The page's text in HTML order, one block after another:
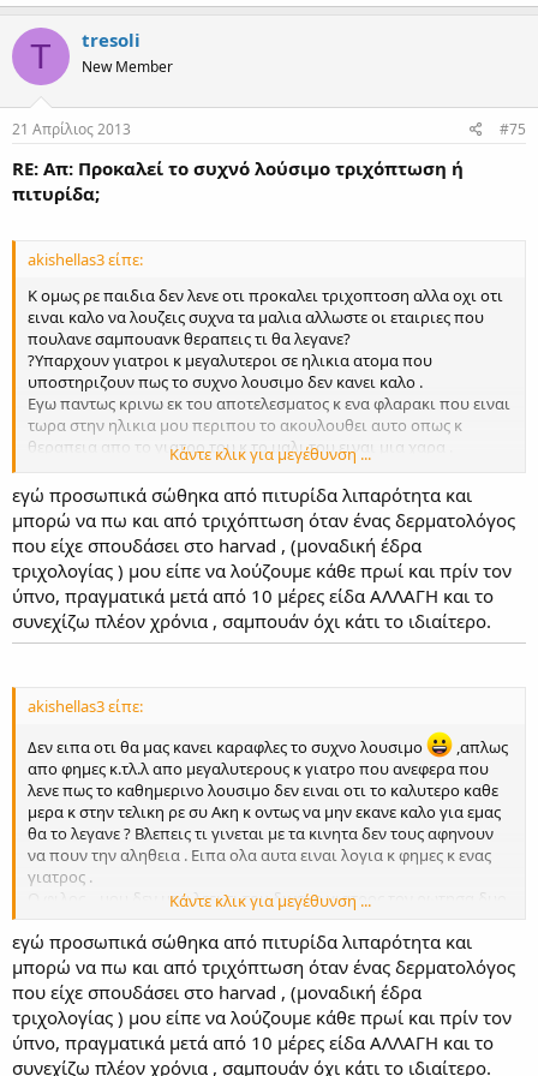
T tresoli
New Member
21 Απρίλιος 2013 #75
RE: Απ: Προκαλεί το συχνό λούσιμο τριχόπτωση ή
πιτυρίδα;
akishellas3 είπε:
Κ ομως ρε παιδια δεν λενε οτι προκαλει τριχοπτοση αλλα οχι οτι
ειναι καλο να λουζεις συχνα τα μαλια αλλωστε οι εταιριες που
πουλανε σαμπουανκ θεραπεις τι θα λεγανε?
?Υπαρχουν γιατροι κ μεγαλυτεροι σε ηλικια ατομα που
υποστηριζουν πως το συχνο λουσιμο δεν κανει καλο .
Εγω παντως κρινω εκ του αποτελεσματος κ ενα φλαρακι που ειναι
τωρα στην ηλικια μου περιπου το ακουλουθει αυτο οπως κ
θεραπεια απο το γιατρο του κ το μαλι του ειναι μια χαρα .
Εγω σκεφτομαι κ το αλλο ,ρωτηστε γιατρους για το προσωπο μας
λενε οτι το συχνο πλυσιμο του προσωπου δεν κανει καλο διοτι
φευγουν κατι ουσιες που ειναι αντιγηραντικες κ ειναι
αποδεδειγμενο .
Οποτε καλο ειναι να ακουμε καποιους που δεν εχουν συμφερον
στο να πουλησουν τα προιοντα τους .
Προσοχη δεν λεω τι ειναι σιγουρο .
Ακη εξηγησε μου φιλε το εξης ,πως γινεται οταν κοιμαμαι στο
μαξιλαρι να μην φευγει καια τριχα κ ταν λουζομαι στα χερια μου
καθημερινη διατριβη που κανουμε πανω στο κεφαλι μας?
Κάντε κλικ για μεγέθυνση ...
εγώ προσωπικά σώθηκα από πιτυρίδα λιπαρότητα και
μπορώ να πω και από τριχόπτωση όταν ένας δερματολόγος
που είχε σπουδάσει στο harvad , (μοναδική έδρα
τριχολογίας ) μου είπε να λούζουμε κάθε πρωί και πρίν τον
ύπνο, πραγματικά μετά από 10 μέρες είδα ΑΛΛΑΓΗ και το
συνεχίζω πλέον χρόνια , σαμπουάν όχι κάτι το ιδιαίτερο.
akishellas3 είπε:
Δεν ειπα οτι θα μας κανει καραφλες το συχνο λουσιμο
,απλως
απο φημες κ.τλ.λ απο μεγαλυτερους κ γιατρο που ανεφερα που
λενε πως το καθημερινο λουσιμο δεν ειναι οτι το καλυτερο καθε
μερα κ στην τελικη ρε συ Ακη κ οντως να μην εκανε καλο για εμας
θα το λεγανε ? Βλεπεις τι γινεται με τα κινητα δεν τους αφηνουν
να πουν την αληθεια . Ειπα ολα αυτα ειναι λογια κ φημες κ ενας
γιατρος .
Ο φιλος... μου δεν μου λεει τι του δινει ο γιατρος τον ρωτησα δυο
αλλα ετσι του ειπε οτι το συχνο λουσιμο δεν κανει καλο.Τον
γιατρο αν θελεις να μαθουμε πως λεγεται ο γιατριος στειλε μου
π.μ. κ θα τον ρωτησω . Αποδειξη που λες εχω αυτο τον γιατρο.
Το οτι δεν μου πεστει τριχα κ οταν κανω μασαζ μου μενουν στο
χερι οσο κ να μην σημαινει τιποτα (κ στην τελικη μπορει να ειναι
οπως λες -εκανε η τριχα τον κυκλο της) εμενα με προβληματιζει.
Αυτο για το προσωπο πραγματικα καπου το εχω διαβασει,πως
Κάντε κλικ για μεγέθυνση ...
εγώ προσωπικά σώθηκα από πιτυρίδα λιπαρότητα και
μπορώ να πω και από τριχόπτωση όταν ένας δερματολόγος
που είχε σπουδάσει στο harvad , (μοναδική έδρα
τριχολογίας ) μου είπε να λούζουμε κάθε πρωί και πρίν τον
ύπνο, πραγματικά μετά από 10 μέρες είδα ΑΛΛΑΓΗ και το
συνεχίζω πλέον χρόνια , σαμπουάν όχι κάτι το ιδιαίτερο.